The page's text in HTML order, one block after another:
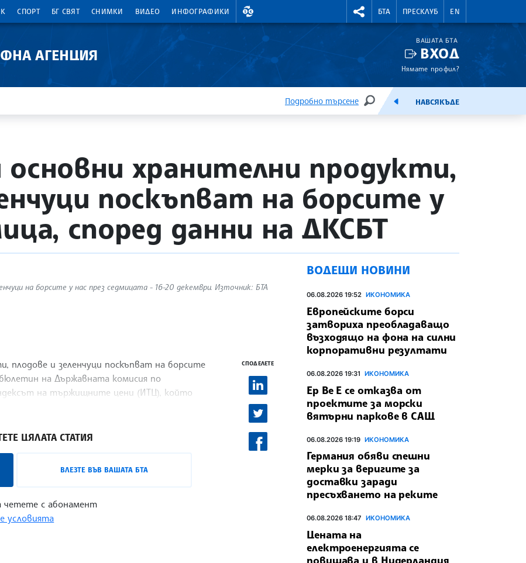
СПОРТ БГ СВЯТ СНИМКИ ВИДЕО ИНФОГРАФИКИ
ВАЛУТНИ КУРСОВЕ RIGHTMENU.SOCIAL
БТА ПРЕСКЛУБ EN
АГЕНЦИЯ
ВАШАТА БТА
ВХОД
Нямате профил?
Подробно търсене
ТЪРСЕНЕЕМИСИЯНАВСЯКЪДЕ
хранителни продукти,
поскъпват на борсите у
според данни на ДКСБТ
на борсите у нас през седмицата - 16-20 декември. Източник: БТА
плодове и зеленчуци поскъпват на борсите
на Държавната комисия по
на тържищните цени (ИТЦ), който
ЦЯЛАТА СТАТИЯ
ВЛЕЗТЕ ВЪВ ВАШАТА БТА
четете с абонамент
условията
СПОДЕЛЕТЕ
ВОДЕЩИ НОВИНИ
06.08.2026 19:52 ИКОНОМИКА
Европейските борси
затвориха преобладаващо
възходящо на фона на силни
корпоративни резултати
06.08.2026 19:31 ИКОНОМИКА
Ер Ве Е се отказва от
проектите за морски
вятърни паркове в САЩ
06.08.2026 19:19 ИКОНОМИКА
Германия обяви спешни
мерки за веригите за
доставки заради
пресъхването на реките
06.08.2026 18:47 ИКОНОМИКА
Цената на
електроенергията се
повишава и в Нидерландия